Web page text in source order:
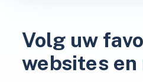
Volg uw
websites en